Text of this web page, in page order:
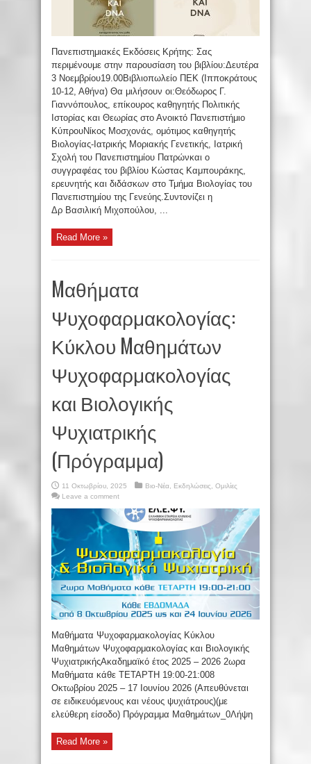
Πανεπιστημιακές Εκδόσεις Κρήτης: Σας
περιμένουμε στην παρουσίαση του βιβλίου:Δευτέρα
3 Νοεμβρίου19.00Βιβλιοπωλείο ΠΕΚ (Ιπποκράτους
10-12, Αθήνα) Θα μιλήσουν οι:Θεόδωρος Γ.
Γιαννόπουλος, επίκουρος καθηγητής Πολιτικής
Ιστορίας και Θεωρίας στο Ανοικτό Πανεπιστήμιο
ΚύπρουΝίκος Μοσχονάς, ομότιμος καθηγητής
Βιολογίας-Ιατρικής Μοριακής Γενετικής, Ιατρική
Σχολή του Πανεπιστημίου Πατρώνκαι ο
συγγραφέας του βιβλίου Κώστας Καμπουράκης,
ερευνητής και διδάσκων στο Τμήμα Βιολογίας του
Πανεπιστημίου της Γενεύης.Συντονίζει η
Δρ Βασιλική Μιχοπούλου, ...
Read More »
Mαθήματα
Ψυχοφαρμακολογίας:
Κύκλου Mαθημάτων
Ψυχοφαρμακολογίας
και Βιολογικής
Ψυχιατρικής
(Πρόγραμμα)
11 Οκτωβρίου, 2025 Βιο-Νέα Εκδηλώσεις
Ομιλίες
Leave a comment
Mαθήματα Ψυχοφαρμακολογίας Κύκλου
Mαθημάτων Ψυχοφαρμακολογίας και Βιολογικής
ΨυχιατρικήςAκαδημαϊκό έτος 2025 – 2026 2ωρα
Μαθήματα κάθε ΤΕΤΑΡΤΗ 19:00-21:008
Οκτωβρίου 2025 – 17 Ιουνίου 2026 (Απευθύνεται
σε ειδικευόμενους και νέους ψυχιάτρους)(με
ελεύθερη είσοδο) Πρόγραμμα Μαθημάτων_0Λήψη
Read More »